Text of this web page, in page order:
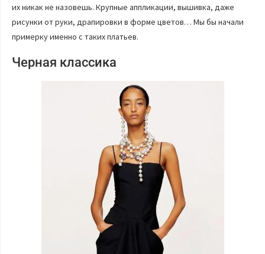
их никак не назовешь. Крупные аппликации, вышивка, даже
рисунки от руки, драпировки в форме цветов… Мы бы начали
примерку именно с таких платьев.
Черная классика